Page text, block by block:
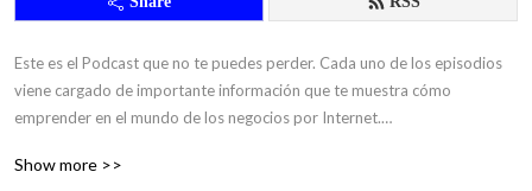
Este es el Podcast que no te puedes perder. Cada uno de los episodios
viene cargado de importante información que te muestra cómo
emprender en el mundo de los negocios por Internet.
Escúchalo, Descárgalo, Aprende, Emprende y Comparte.
Show more >>